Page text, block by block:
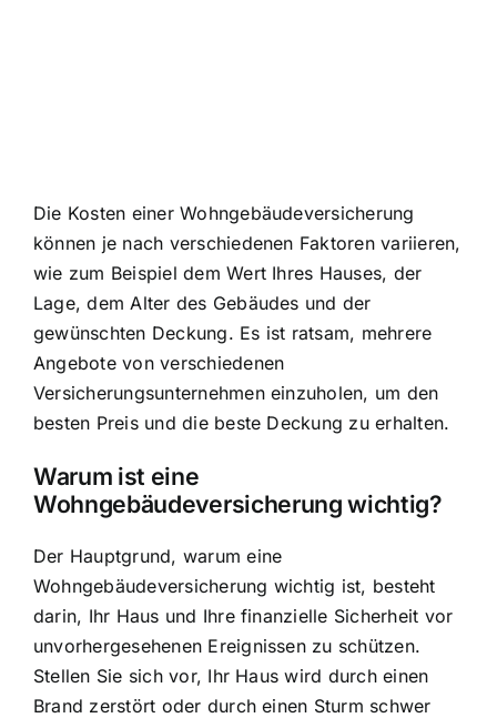
Die Kosten einer Wohngebäudeversicherung
können je nach verschiedenen Faktoren variieren,
wie zum Beispiel dem Wert Ihres Hauses, der
Lage, dem Alter des Gebäudes und der
gewünschten Deckung. Es ist ratsam, mehrere
Angebote von verschiedenen
Versicherungsunternehmen einzuholen, um den
besten Preis und die beste Deckung zu erhalten.
Warum ist eine
Wohngebäudeversicherung wichtig?
Der Hauptgrund, warum eine
Wohngebäudeversicherung wichtig ist, besteht
darin, Ihr Haus und Ihre finanzielle Sicherheit vor
unvorhergesehenen Ereignissen zu schützen.
Stellen Sie sich vor, Ihr Haus wird durch einen
Brand zerstört oder durch einen Sturm schwer